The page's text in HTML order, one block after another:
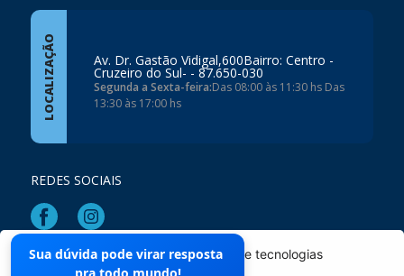
O site da Prefeitura não utiliza cookies e tecnologias
semelhantes.
LOCALIZAÇÃO Av. Dr. Gastão Vidigal,600Bairro: Centro -
Cruzeiro do Sul- - 87.650-030
Segunda a Sexta-feira:Das 08:00 às 11:30 hs Das
13:30 às 17:00 hs
REDES SOCIAIS
Mapa do Site
Sua dúvida pode virar resposta